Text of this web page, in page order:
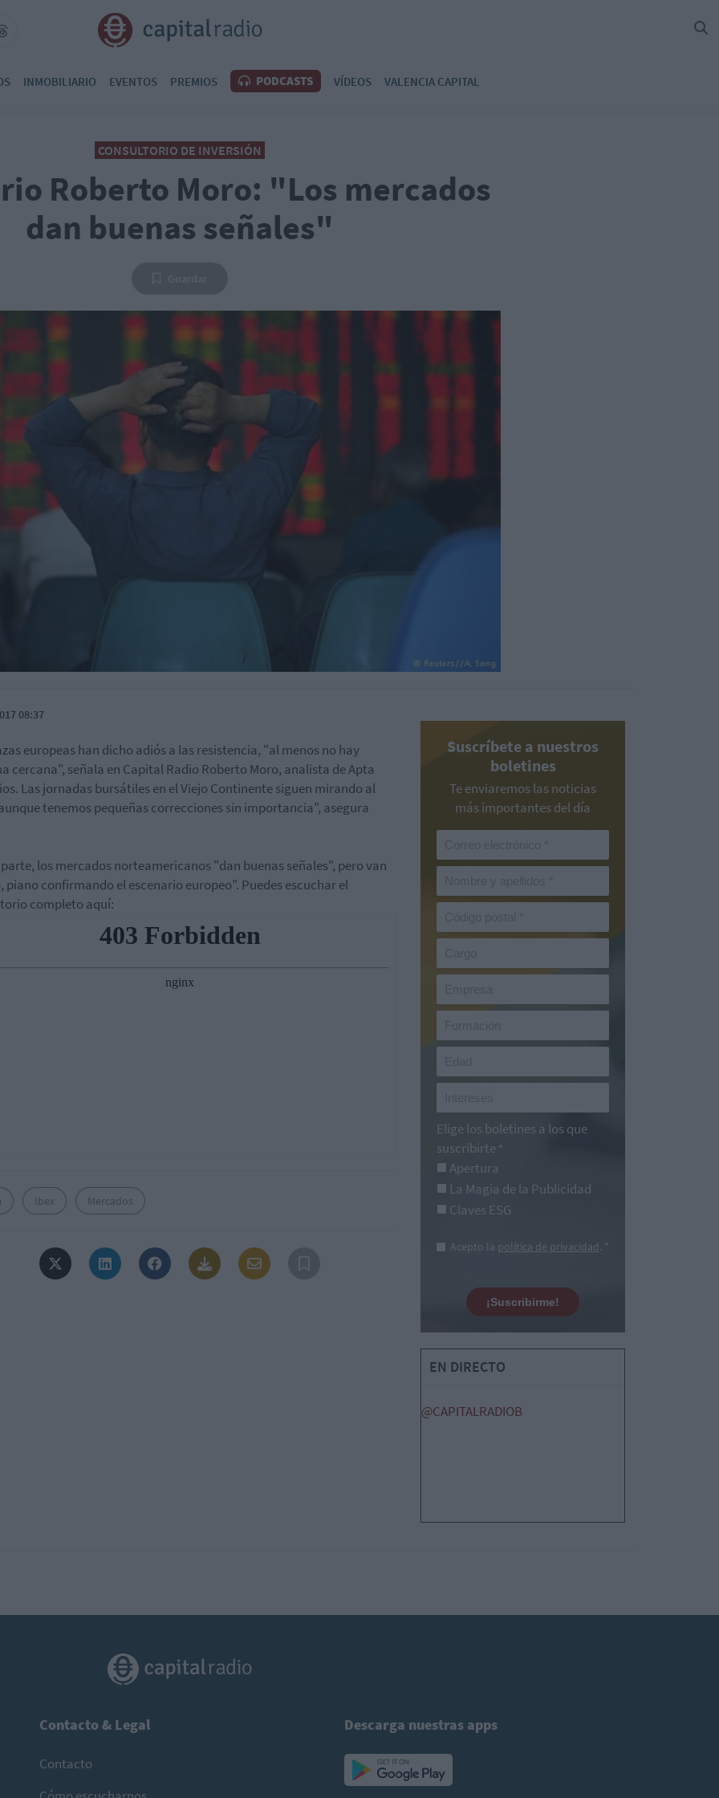
INMOBILIARIO EVENTOS PREMIOS PODCASTS VÍDEOS VALENCIA CAPITAL
CONSULTORIO DE INVERSIÓN
Roberto Moro: "Los mercados
dan buenas señales"
08:37
europeas han dicho adiós a las resistencia, "al menos no hay
cercana", señala en Capital Radio Roberto Moro, analista de Apta
Las jornadas bursátiles en el Viejo Continente siguen mirando al
tenemos pequeñas correcciones sin importancia", asegura
los mercados norteamericanos "dan buenas señales", pero van
piano confirmando el escenario europeo". Puedes escuchar el
completo aquí:
Ibex Mercados
Suscríbete a nuestros
boletines
Te enviaremos las noticias
más importantes del día
Elige los boletines a los que
suscribirte *
Apertura
La Magia de la Publicidad
Claves ESG
Acepto la política de privacidad. *
¡Suscribirme!
EN DIRECTO
@CAPITALRADIOB
Contacto & Legal
Contacto
Descarga nuestras apps